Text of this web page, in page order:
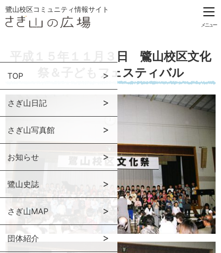
鷺山校区コミュニティ情報サイト
メニュー
TOP
さぎ山日記
さぎ山写真館
お知らせ
鷺山史誌
さぎ山MAP
団体紹介
平成１５年１１月３日 鷺山校区文化
祭＆子どもフェスティバル